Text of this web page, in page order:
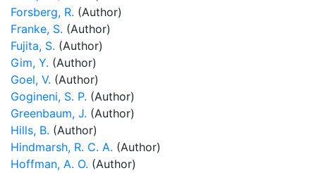
Forsberg, R. (Author)
Franke, S. (Author)
Fujita, S. (Author)
Gim, Y. (Author)
Goel, V. (Author)
Gogineni, S. P. (Author)
Greenbaum, J. (Author)
Hills, B. (Author)
Hindmarsh, R. C. A. (Author)
Hoffman, A. O. (Author)